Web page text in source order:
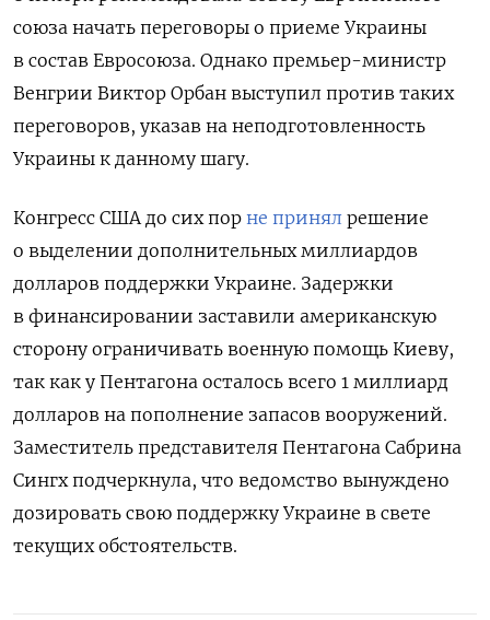
союза начать переговоры о приеме Украины
в состав Евросоюза. Однако премьер-министр
Венгрии Виктор Орбан выступил против таких
переговоров, указав на неподготовленность
Украины к данному шагу.
Конгресс США до сих пор не принял решение
о выделении дополнительных миллиардов
долларов поддержки Украине. Задержки
в финансировании заставили американскую
сторону ограничивать военную помощь Киеву,
так как у Пентагона осталось всего 1 миллиард
долларов на пополнение запасов вооружений.
Заместитель представителя Пентагона Сабрина
Сингх подчеркнула, что ведомство вынуждено
дозировать свою поддержку Украине в свете
текущих обстоятельств.